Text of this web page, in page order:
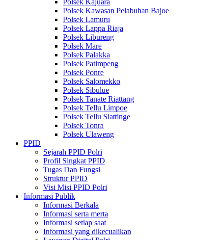
Polsek Kajuara
Polsek Kawasan Pelabuhan Bajoe
Polsek Lamuru
Polsek Lappa Riaja
Polsek Libureng
Polsek Mare
Polsek Palakka
Polsek Patimpeng
Polsek Ponre
Polsek Salomekko
Polsek Sibulue
Polsek Tanate Riattang
Polsek Tellu Limpoe
Polsek Tellu Siattinge
Polsek Tonra
Polsek Ulaweng
PPID
Sejarah PPID Polri
Profil Singkat PPID
Tugas Dan Fungsi
Struktur PPID
Visi Misi PPID Polri
Informasi Publik
Informasi Berkala
Informasi serta merta
Informasi setiap saat
Informasi yang dikecualikan